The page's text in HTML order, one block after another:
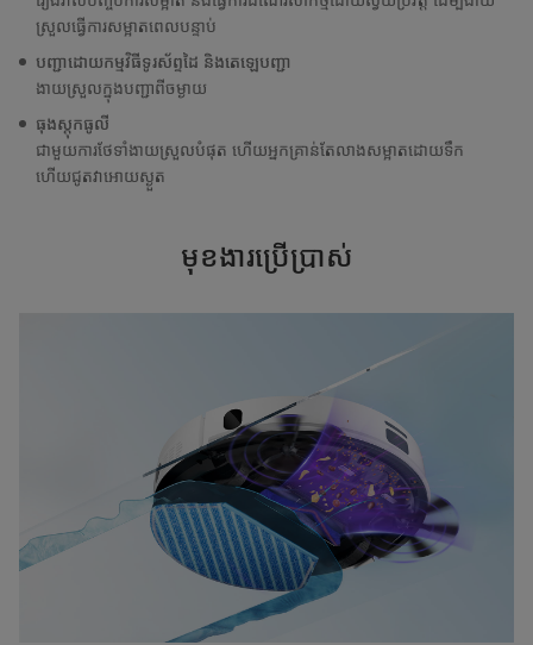
ស្រួលធ្វើការសម្អាតពេលបន្ទាប់
បញ្ជាដោយកម្មវិធីទូរស័ព្ទដៃ និងតេឡេបញ្ជា
ងាយស្រួលក្នុងបញ្ជាពីចម្ងាយ
ធុងស្តុកធូលី
ជាមួយការថែទាំងាយស្រួលបំផុត ហើយអ្នកគ្រាន់តែលាងសម្អាតដោយទឹក
ហើយជូតវាអោយស្ងួត
មុខងារប្រើប្រាស់